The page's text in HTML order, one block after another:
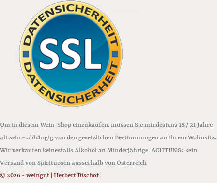
Um in diesem Wein-Shop einzukaufen, müssen Sie mindestens 18 / 21 Jahre
alt sein - abhängig von den gesetzlichen Bestimmungen an Ihrem Wohnsitz.
Wir verkaufen keinesfalls Alkohol an Minderjährige. ACHTUNG: kein
Versand von Spirituosen ausserhalb von Österreich
© 2026 - weingut | Herbert Bischof